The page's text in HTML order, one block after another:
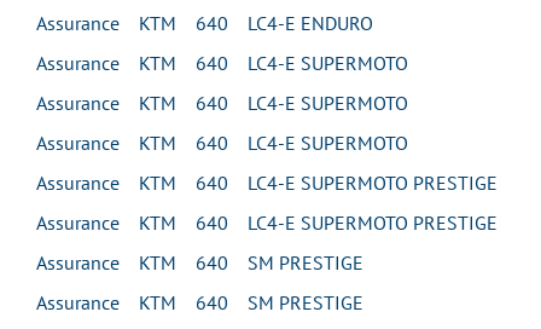
Assurance KTM 640 LC4-E ENDURO
Assurance KTM 640 LC4-E SUPERMOTO
Assurance KTM 640 LC4-E SUPERMOTO
Assurance KTM 640 LC4-E SUPERMOTO
Assurance KTM 640 LC4-E SUPERMOTO PRESTIGE
Assurance KTM 640 LC4-E SUPERMOTO PRESTIGE
Assurance KTM 640 SM PRESTIGE
Assurance KTM 640 SM PRESTIGE